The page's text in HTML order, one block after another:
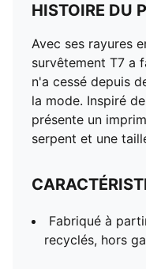
HISTOIRE DU
Avec ses rayures
survêtement T7 a
n'a cessé depuis
la mode. Inspiré
présente un
serpent et une
Fabriqué à
recyclés, hors